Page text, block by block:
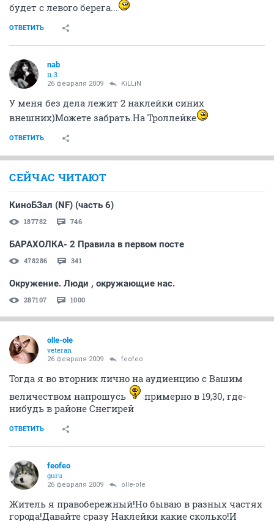
будет с левого берега...
ОТВЕТИТЬ
nab
п.3
26 февраля 2009 KiLLiN
У меня без дела лежит 2 наклейки синих
внешних)Можете забрать.На Троллейке
ОТВЕТИТЬ
СЕЙЧАС ЧИТАЮТ
КиноБЗал (NF) (часть 6)
187782 746
БАРАХОЛКА- 2 Правила в первом посте
478286 341
Окружение. Люди , окружающие нас.
287107 1000
olle-ole
veteran
26 февраля 2009 feofeo
Тогда я во вторник лично на аудиенцию с Вашим
величеством напрошусь
примерно в 19,30, где-
нибудь в районе Снегирей
ОТВЕТИТЬ
feofeo
guru
26 февраля 2009 olle-ole
Житель я правобережный!Но бываю в разных частях
города!Давайте сразу Наклейки какие сколько!И